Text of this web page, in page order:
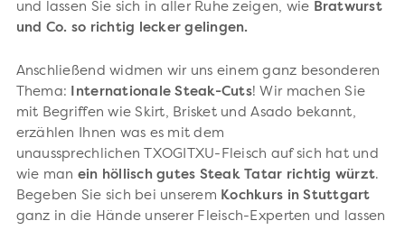
und lassen Sie sich in aller Ruhe zeigen, wie Bratwurst
und Co. so richtig lecker gelingen.
Anschließend widmen wir uns einem ganz besonderen
Thema: Internationale Steak-Cuts! Wir machen Sie
mit Begriffen wie Skirt, Brisket und Asado bekannt,
erzählen Ihnen was es mit dem
unaussprechlichen TXOGITXU-Fleisch auf sich hat und
wie man ein höllisch gutes Steak Tatar richtig würzt.
Begeben Sie sich bei unserem Kochkurs in Stuttgart
ganz in die Hände unserer Fleisch-Experten und lassen